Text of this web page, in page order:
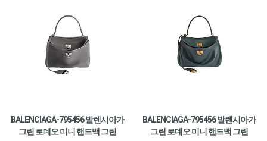
BALENCIAGA-795456 발렌시아가
그린 로데오 미니 핸드백 그린
BALENCIAGA-795456 발렌시아가
그린 로데오 미니 핸드백 그린